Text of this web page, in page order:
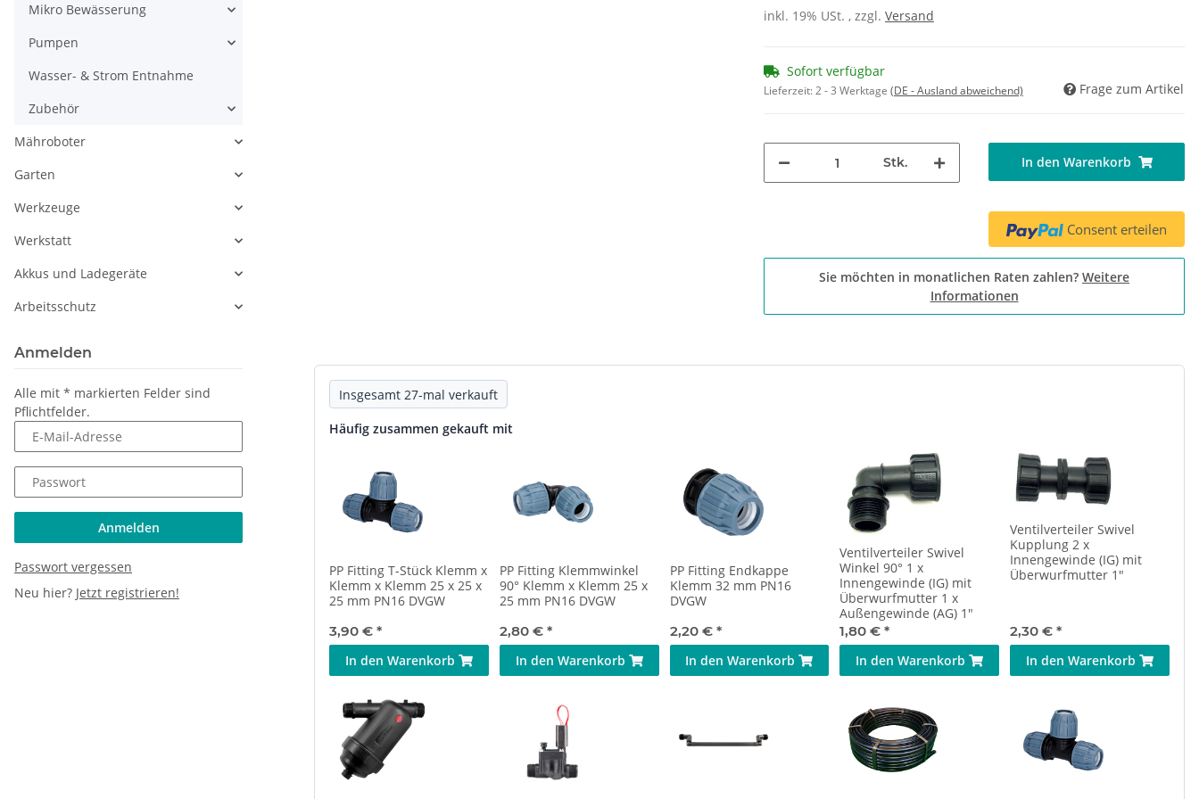
inkl. 19% USt. , zzgl. Versand
Sofort verfügbar
Lieferzeit:2 - 3 Werktage (DE - Ausland abweichend) Frage zum Artikel
Stk. In den Warenkorb
Consent erteilen
Sie möchten in monatlichen Raten zahlen? Weitere
Informationen
Insgesamt 27-mal verkauft
Häufig zusammen gekauft mit
PP Fitting T-Stück Klemm x
Klemm x Klemm 25 x 25 x
25 mm PN16 DVGW
3,90 € *
In den Warenkorb
PP Fitting Klemmwinkel
90° Klemm x Klemm 25 x
25 mm PN16 DVGW
2,80 € *
In den Warenkorb
PP Fitting Endkappe
Klemm 32 mm PN16
DVGW
2,20 € *
In den Warenkorb
Ventilverteiler Swivel
Winkel 90° 1 x
Innengewinde (IG) mit
Überwurfmutter 1 x
Außengewinde (AG) 1"
1,80 €*
In den Warenkorb
Ventilverteiler Swivel
Kupplung 2 x
Innengewinde (IG) mit
Überwurfmutter 1"
2,30 €*
In den Warenkorb
Mikro Bewässerung
Pumpen
Wasser- & Strom Entnahme
Zubehör
Mähroboter
Garten
Werkzeuge
Werkstatt
Akkus und Ladegeräte
Arbeitsschutz
Anmelden
Alle mit * markierten Felder sind
Pflichtfelder.
E-Mail-Adresse
Passwort
Anmelden
Passwort vergessen
Neu hier? Jetzt registrieren!